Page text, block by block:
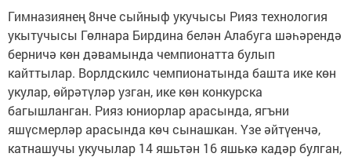
Гимназиянең 8нче сыйныф укучысы Рияз технология
укытучысы Гөлнара Бирдина белән Алабуга шәһәрендә
берничә көн дәвамында чемпионатта булып
кайттылар. Ворлдскилс чемпионатында башта ике көн
укулар, өйрәтүләр узган, ике көн конкурска
багышланган. Рияз юниорлар арасында, ягъни
яшүсмерләр арасында көч сынашкан. Үзе әйтүенчә,
катнашучы укучылар 14 яшьтән 16 яшькә кадәр булган,